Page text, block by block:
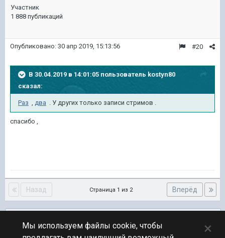
Участник
1 888 публикаций
#20
Опубликовано: 30 апр 2019, 15:13:56
В 30.04.2019 в 14:01:05 пользователь kostyn80
сказал:
Раз , два . У других только записи стримов .
спасибо ,
Назад Вперёд
Страница 1 из 2
Мы используем файлы cookie, чтобы
×